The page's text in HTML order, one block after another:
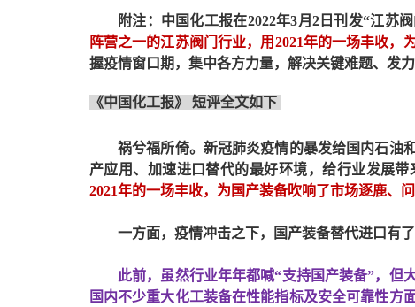
附注：中国化工报在2022年3月2日刊发“江苏
阵营之一的江苏阀门行业，用 2021年的一场丰收，
握疫情窗口期，集中各方力量，解决关键难题、发力
《中国化工报》 短评全文如下
祸兮福所倚。新冠肺炎疫情的暴发给国内石油和
产应用、加速进口替代的最好环境，给行业发展带
2021年的一场丰收，为国产装备吹响了市场逐鹿、问
一方面，疫情冲击之下，国产装备替代进口有了
此前，虽然行业年年都喊“支持国产装备”，但
国内不少重大化工装备在性能指标及安全可靠性方